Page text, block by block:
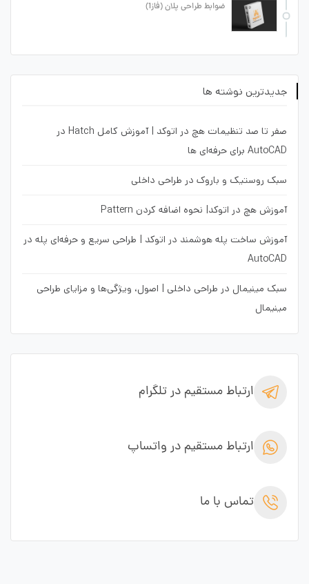
ضوابط طراحی پلان (فاز1)
جدیدترین نوشته ها
صفر تا صد تنظیمات هچ در اتوکد | آموزش کامل Hatch در
AutoCAD برای حرفه‌ای ها
سبک روستیک و باروک در طراحی داخلی
آموزش هچ در اتوکد| نحوه اضافه کردن Pattern
آموزش ساخت پله هوشمند در اتوکد | طراحی سریع و حرفه‌ای پله در
AutoCAD
سبک مینیمال در طراحی داخلی | اصول، ویژگی‌ها و مزایای طراحی
مینیمال
ارتباط مستقیم در تلگرام
ارتباط مستقیم در واتساپ
تماس با ما